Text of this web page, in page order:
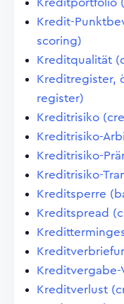
Kreditportfolio
Kredit-
scoring)
Kreditqualität
Kreditregister,
register)
Kreditrisiko
Kreditrisiko-
Kreditrisiko-
Kreditrisiko-
Kreditsperre
Kreditspread
Kreditverlust